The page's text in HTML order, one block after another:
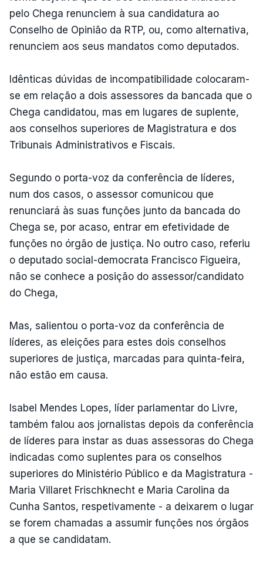
pelo Chega renunciem à sua candidatura ao
Conselho de Opinião da RTP, ou, como alternativa,
renunciem aos seus mandatos como deputados.
Idênticas dúvidas de incompatibilidade colocaram-
se em relação a dois assessores da bancada que o
Chega candidatou, mas em lugares de suplente,
aos conselhos superiores de Magistratura e dos
Tribunais Administrativos e Fiscais.
Segundo o porta-voz da conferência de líderes,
num dos casos, o assessor comunicou que
renunciará às suas funções junto da bancada do
Chega se, por acaso, entrar em efetividade de
funções no órgão de justiça. No outro caso, referiu
o deputado social-democrata Francisco Figueira,
não se conhece a posição do assessor/candidato
do Chega,
Mas, salientou o porta-voz da conferência de
líderes, as eleições para estes dois conselhos
superiores de justiça, marcadas para quinta-feira,
não estão em causa.
Isabel Mendes Lopes, líder parlamentar do Livre,
também falou aos jornalistas depois da conferência
de líderes para instar as duas assessoras do Chega
indicadas como suplentes para os conselhos
superiores do Ministério Público e da Magistratura -
Maria Villaret Frischknecht e Maria Carolina da
Cunha Santos, respetivamente - a deixarem o lugar
se forem chamadas a assumir funções nos órgãos
a que se candidatam.